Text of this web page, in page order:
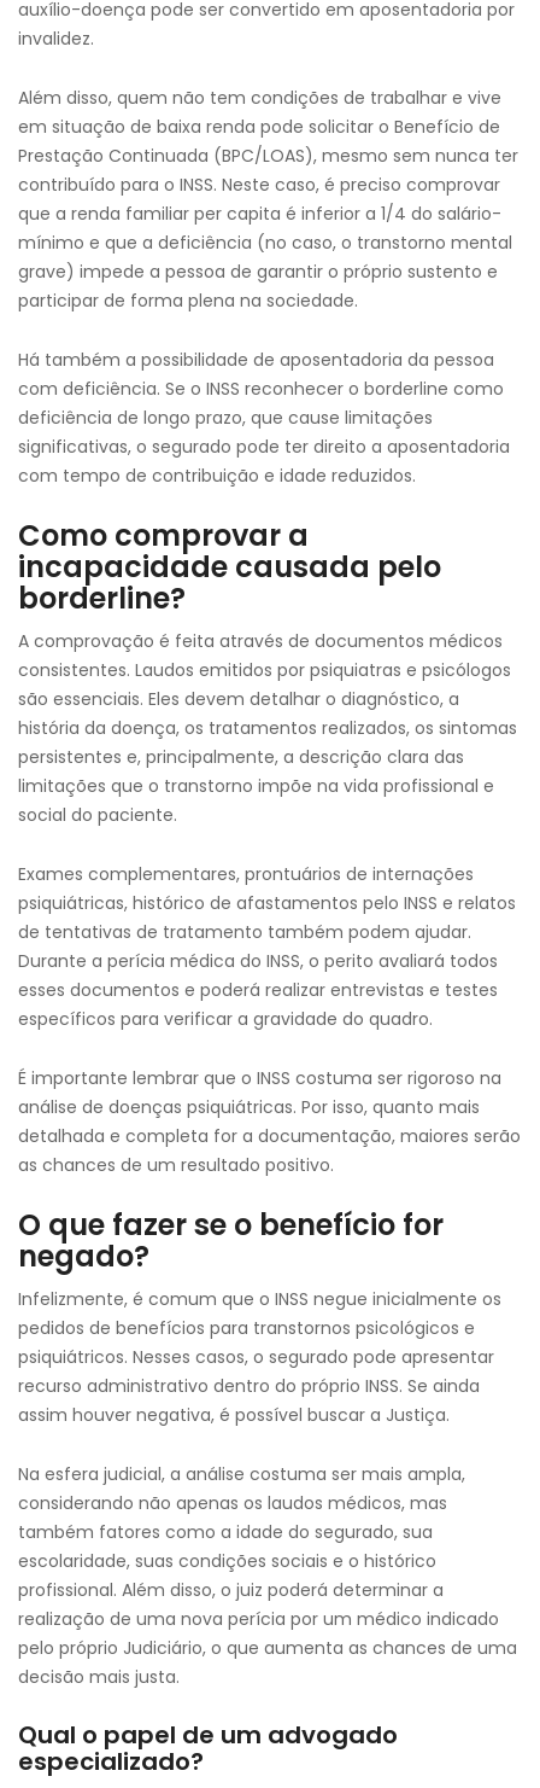
auxílio-doença pode ser convertido em aposentadoria por
invalidez.
Além disso, quem não tem condições de trabalhar e vive
em situação de baixa renda pode solicitar o Benefício de
Prestação Continuada (BPC/LOAS), mesmo sem nunca ter
contribuído para o INSS. Neste caso, é preciso comprovar
que a renda familiar per capita é inferior a 1/4 do salário-
mínimo e que a deficiência (no caso, o transtorno mental
grave) impede a pessoa de garantir o próprio sustento e
participar de forma plena na sociedade.
Há também a possibilidade de aposentadoria da pessoa
com deficiência. Se o INSS reconhecer o borderline como
deficiência de longo prazo, que cause limitações
significativas, o segurado pode ter direito a aposentadoria
com tempo de contribuição e idade reduzidos.
Como comprovar a
incapacidade causada pelo
borderline?
A comprovação é feita através de documentos médicos
consistentes. Laudos emitidos por psiquiatras e psicólogos
são essenciais. Eles devem detalhar o diagnóstico, a
história da doença, os tratamentos realizados, os sintomas
persistentes e, principalmente, a descrição clara das
limitações que o transtorno impõe na vida profissional e
social do paciente.
Exames complementares, prontuários de internações
psiquiátricas, histórico de afastamentos pelo INSS e relatos
de tentativas de tratamento também podem ajudar.
Durante a perícia médica do INSS, o perito avaliará todos
esses documentos e poderá realizar entrevistas e testes
específicos para verificar a gravidade do quadro.
É importante lembrar que o INSS costuma ser rigoroso na
análise de doenças psiquiátricas. Por isso, quanto mais
detalhada e completa for a documentação, maiores serão
as chances de um resultado positivo.
O que fazer se o benefício for
negado?
Infelizmente, é comum que o INSS negue inicialmente os
pedidos de benefícios para transtornos psicológicos e
psiquiátricos. Nesses casos, o segurado pode apresentar
recurso administrativo dentro do próprio INSS. Se ainda
assim houver negativa, é possível buscar a Justiça.
Na esfera judicial, a análise costuma ser mais ampla,
considerando não apenas os laudos médicos, mas
também fatores como a idade do segurado, sua
escolaridade, suas condições sociais e o histórico
profissional. Além disso, o juiz poderá determinar a
realização de uma nova perícia por um médico indicado
pelo próprio Judiciário, o que aumenta as chances de uma
decisão mais justa.
Qual o papel de um advogado
especializado?